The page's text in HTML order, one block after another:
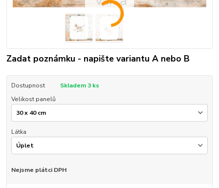
Zadat poznámku - napište variantu A nebo B
Dostupnost
Skladem 3 ks
Velikost panelů
Látka
Nejsme plátci DPH